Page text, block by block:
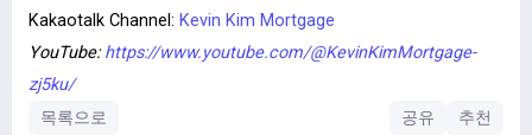
Kakaotalk Channel: Kevin Kim Mortgage
YouTube:https://www.youtube.com/@KevinKimMortgage-
zj5ku/
목록으로
공유 추천